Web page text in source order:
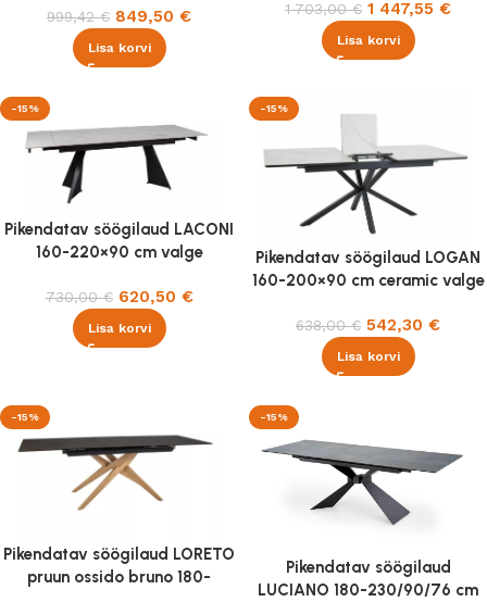
999,42€ 849,50 €
Lisa korvi
1 703,00€ 1 447,55 €
Lisa korvi
-15%
Pikendatav söögilaud LACONI
160-220×90 cm valge
730,00€ 620,50 €
Lisa korvi
-15%
Pikendatav söögilaud LOGAN
160-200×90 cm ceramic valge
638,00€ 542,30 €
Lisa korvi
-15%
Pikendatav söögilaud LORETO
pruun ossido bruno 180-
-15%
Pikendatav söögilaud
LUCIANO 180-230/90/76 cm